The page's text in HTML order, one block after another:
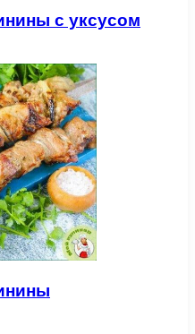
с уксусом